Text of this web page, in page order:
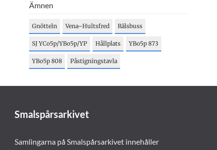
Ämnen
Gnötteln Vena–Hultsfred Rälsbuss
SJ YCo5p/YBo5p/YP Hållplats YBo5p 873
YBo5p 808 Påstigningstavla
Smalspårsarkivet
Samlingarna på Smalspårsarkivet innehåller